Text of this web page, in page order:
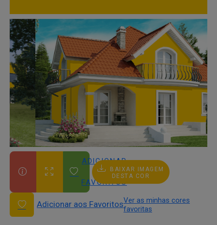
ADICIONAR
AOS
FAVORITOS
BAIXAR IMAGEM
DESTA COR
Adicionar aos FavoritosVer as minhas cores
favoritas